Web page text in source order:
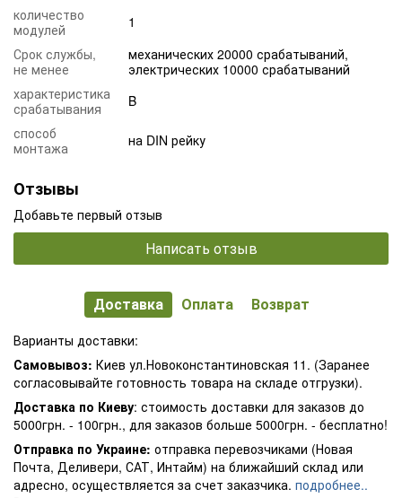
количество
модулей
1
Срок службы,
не менее
механических 20000 срабатываний,
электрических 10000 срабатываний
характеристика
срабатывания
B
способ
монтажа
на DIN рейку
Отзывы
Добавьте первый отзыв
Написать отзыв
Доставка Оплата Возврат
Варианты доставки:
Самовывоз: Киев ул.Новоконстантиновская 11. (Заранее
согласовывайте готовность товара на складе отгрузки).
Доставка по Киеву: стоимость доставки для заказов до
5000грн. - 100грн., для заказов больше 5000грн. - бесплатно!
Отправка по Украине: отправка перевозчиками (Новая
Почта, Деливери, САТ, Интайм) на ближайший склад или
адресно, осуществляется за счет заказчика. подробнее..